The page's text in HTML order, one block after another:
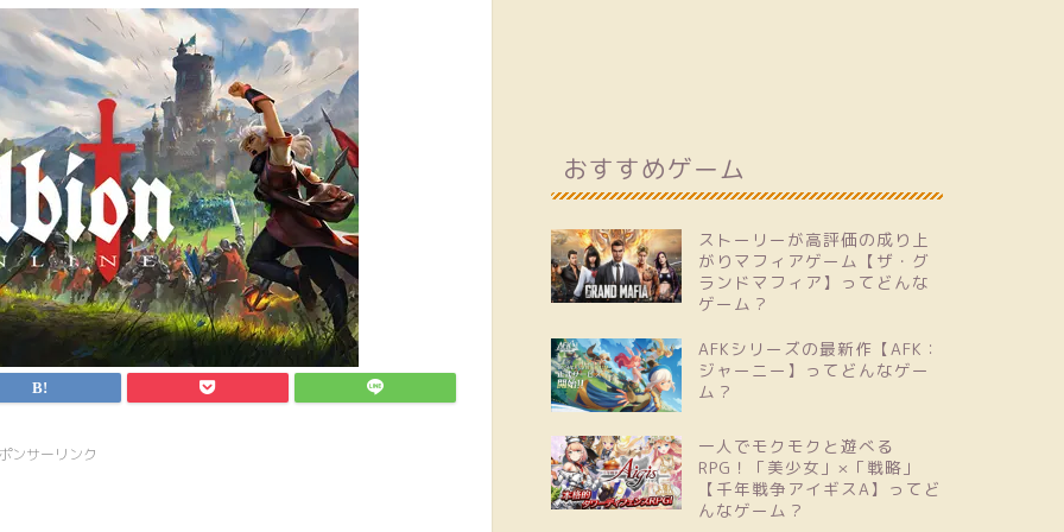
ンサーリンク
おすすめゲーム
ストーリーが高評価の成り上
がりマフィアゲーム【ザ・グ
ランドマフィア】ってどんな
ゲーム？
AFKシリーズの最新作【AFK：
ジャーニー】ってどんなゲー
ム？
一人でモクモクと遊べる
RPG！「美少女」×「戦略」
【千年戦争アイギスA】ってど
んなゲーム？